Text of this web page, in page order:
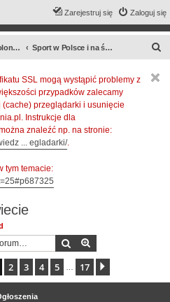
Zaloguj się
Zarejestruj się
Forum kibiców Polonii Warszawa Sport w Polsce i na świecie
SSL mogą wystąpić problemy z
przypadków zalecamy
przeglądarki i usunięcie
Instrukcje dla
znaleźć np. na stronie:
... egladarki/.
tym temacie:
Szukaj
1 z17
2 3 4 5 17